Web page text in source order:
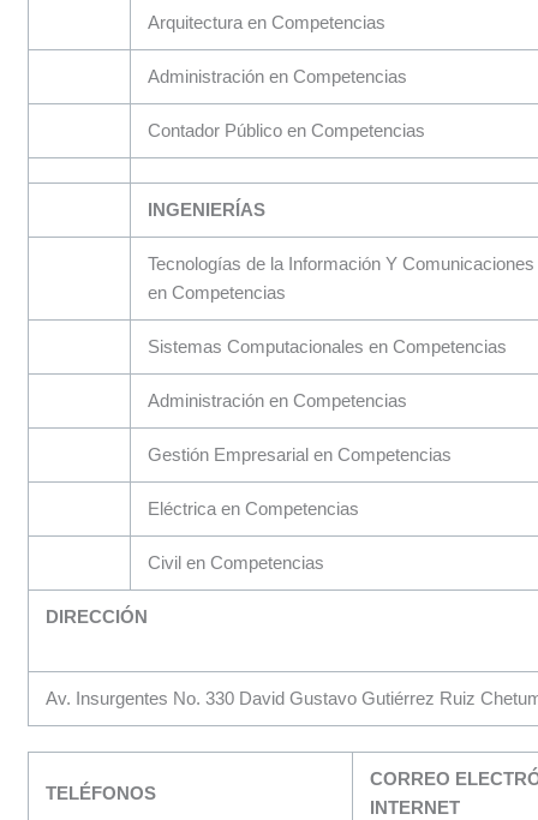
Arquitectura en Competencias
Administración en Competencias
Contador Público en Competencias
INGENIERÍAS
Tecnologías de la Información Y Comunicaciones
en Competencias
Sistemas Computacionales en Competencias
Administración en Competencias
Gestión Empresarial en Competencias
Eléctrica en Competencias
Civil en Competencias
DIRECCIÓN
Av. Insurgentes No. 330 David Gustavo Gutiérrez Ruiz
TELÉFONOS
CORREO
INTERNET